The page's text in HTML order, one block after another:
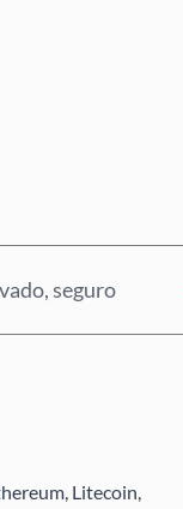
seguro
Litecoin,